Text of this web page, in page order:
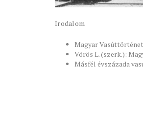
Irodalom
Magyar Vasúttörténet
Vörös L. (szerk.):
Másfél évszázada